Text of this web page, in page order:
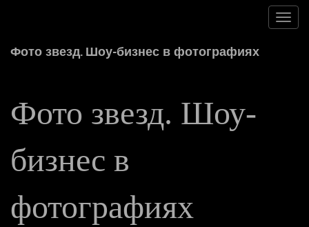
Фото звезд. Шоу-бизнес в фотографиях
Фото звезд. Шоу-
бизнес в
фотографиях